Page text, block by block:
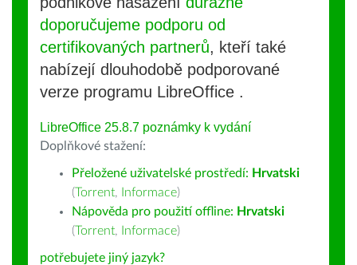
doporučujeme podporu od
certifikovaných partnerů, kteří také
nabízejí dlouhodobě podporované
verze programu LibreOffice .
LibreOffice 25.8.7 poznámky k vydání
Doplňkové stažení:
Přeložené uživatelské prostředí: Hrvatski
(Torrent, Informace)
Nápověda pro použití offline: Hrvatski
(Torrent, Informace)
potřebujete jiný jazyk?